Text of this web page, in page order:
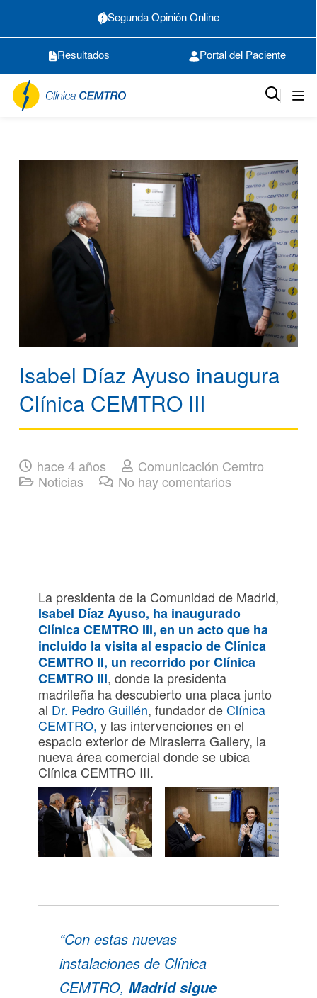
Segunda Opinión Online
Resultados Portal del Paciente
Isabel Díaz Ayuso inaugura
Clínica CEMTRO III
hace 4 años
Comunicación Cemtro
Noticias
No hay comentarios
La presidenta de la Comunidad de Madrid,
Isabel Díaz Ayuso, ha inaugurado
Clínica CEMTRO III, en un acto que ha
incluido la visita al espacio deClínica
CEMTRO II, un recorrido por Clínica
CEMTRO III, donde la presidenta
madrileña ha descubierto una placa junto
al Dr. Pedro Guillén, fundador deClínica
CEMTRO, y las intervenciones en el
espacio exterior de Mirasierra Gallery, la
nueva área comercial donde se ubica
Clínica CEMTRO III.
“Con estas nuevas
instalaciones de Clínica
CEMTRO, Madrid sigue